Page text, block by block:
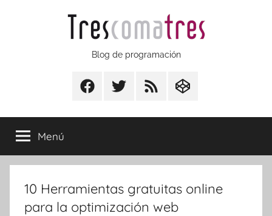
Trescomatres
Blog de programación
FacebookTwitter RSS CodepenIO
Menú
10 Herramientas gratuitas online
para la optimización web